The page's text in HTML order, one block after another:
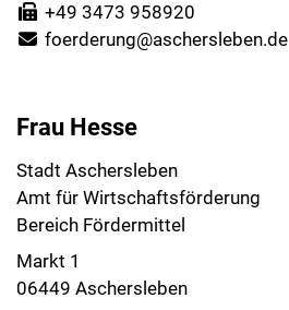
+49 3473 958920
foerderung@aschersleben.de
Frau Hesse
Stadt Aschersleben
Amt für Wirtschaftsförderung
Bereich Fördermittel
Markt 1
06449 Aschersleben